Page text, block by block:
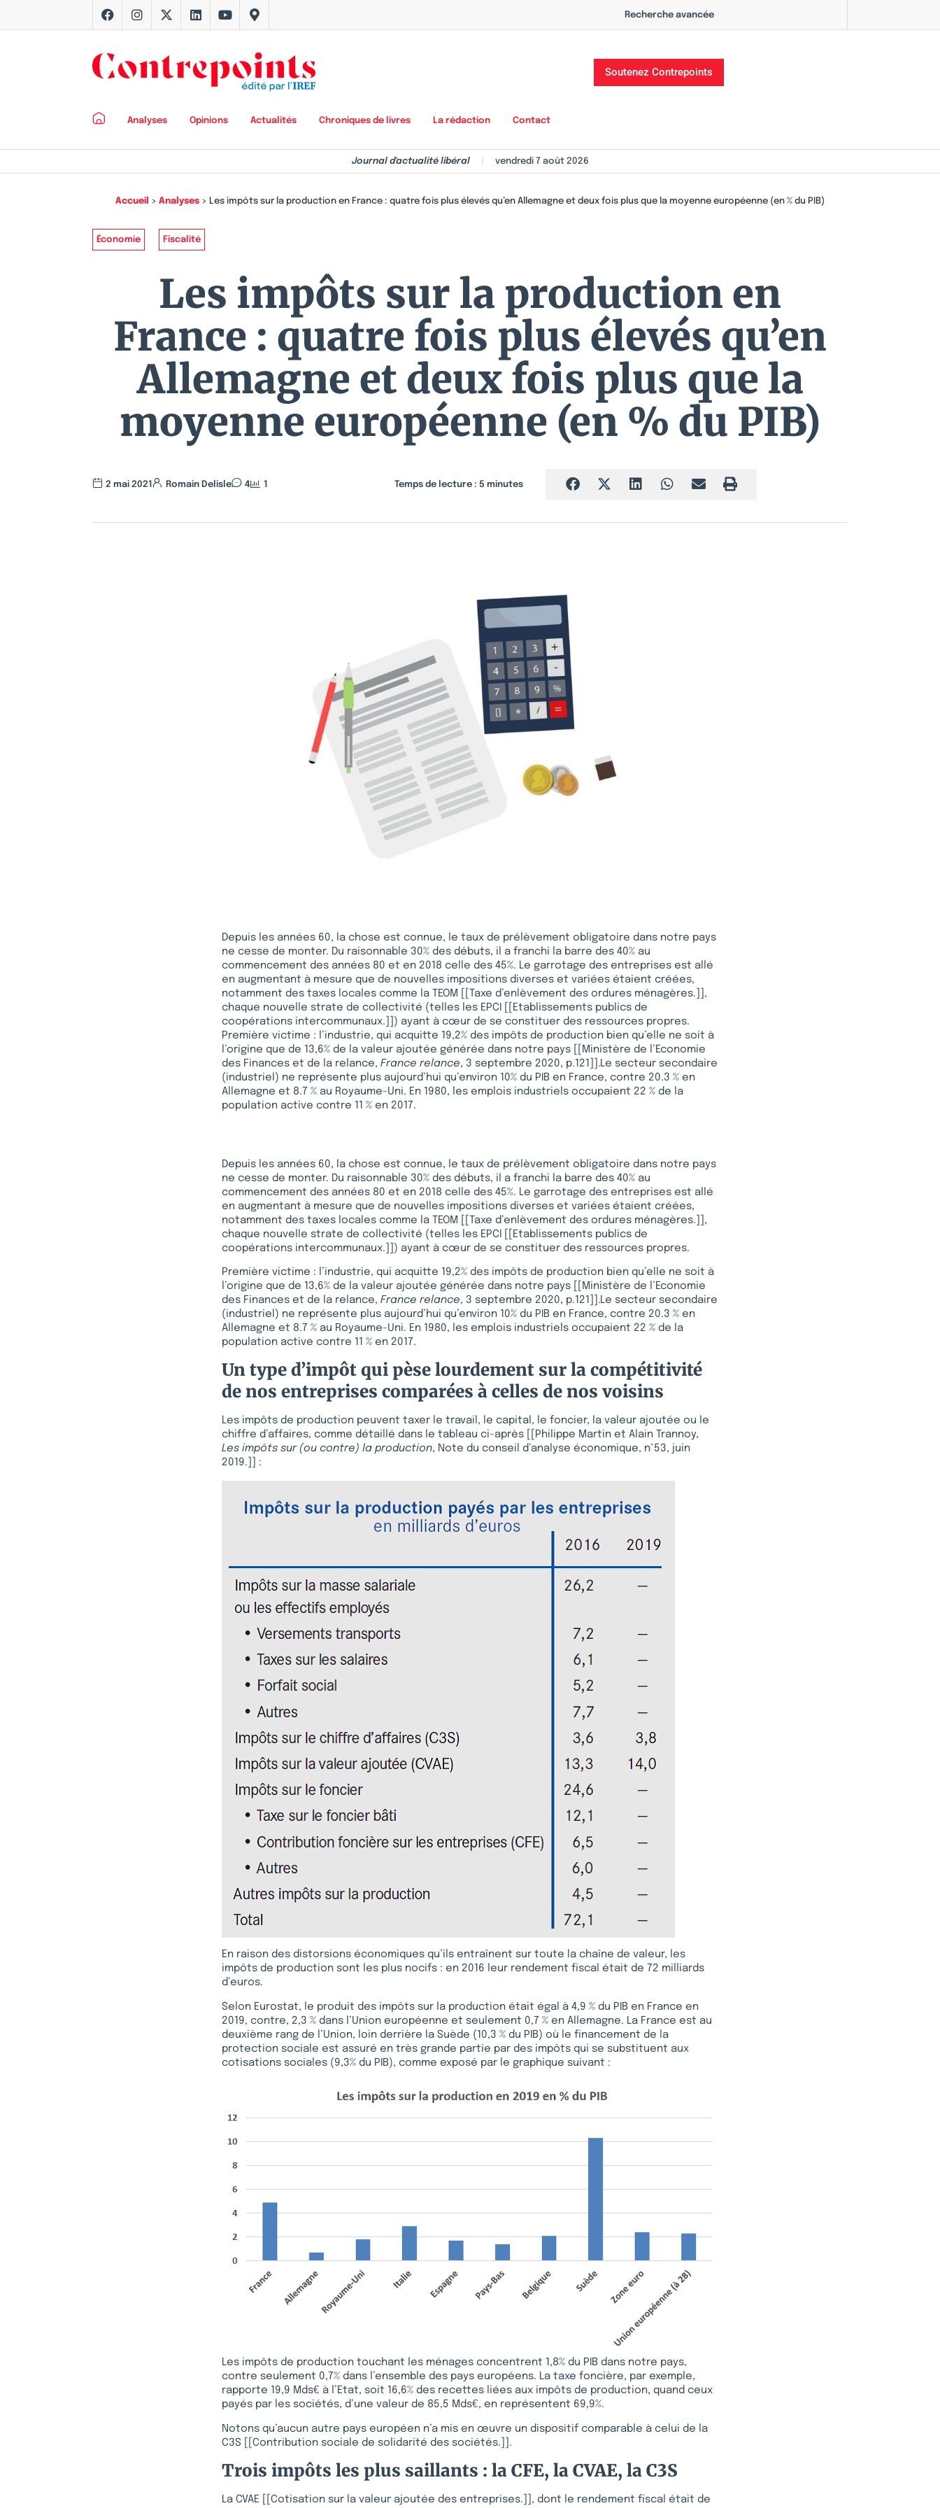
Recherche avancée
Soutenez Contrepoints
Analyses Opinions Actualités Chroniques de livres La rédaction Contact
Journal d'actualité libéral vendredi 7 août 2026
Accueil > Analyses > Les impôts sur la production en France : quatre fois plus élevés qu’en Allemagne et deux fois plus que la moyenne européenne (en % du PIB)
Économie Fiscalité
Les impôts sur la production en
France : quatre fois plus élevés qu’en
Allemagne et deux fois plus que la
moyenne européenne (en % du PIB)
2 mai 2021 Romain Delisle 4 1 Temps de lecture : 5 minutes
Depuis les années 60, la chose est connue, le taux de prélèvement obligatoire dans notre pays
ne cesse de monter. Du raisonnable 30% des débuts, il a franchi la barre des 40% au
commencement des années 80 et en 2018 celle des 45%. Le garrotage des entreprises est allé
en augmentant à mesure que de nouvelles impositions diverses et variées étaient créées,
notamment des taxes locales comme la TEOM [[Taxe d’enlèvement des ordures ménagères.]],
chaque nouvelle strate de collectivité (telles les EPCI [[Etablissements publics de
coopérations intercommunaux.]]) ayant à cœur de se constituer des ressources propres.
Première victime : l’industrie, qui acquitte 19,2% des impôts de production bien qu’elle ne soit à
l’origine que de 13,6% de la valeur ajoutée générée dans notre pays [[Ministère de l’Economie
des Finances et de la relance, France relance, 3 septembre 2020, p.121]].Le secteur secondaire
(industriel) ne représente plus aujourd’hui qu’environ 10% du PIB en France, contre 20.3 % en
Allemagne et 8.7 % au Royaume-Uni. En 1980, les emplois industriels occupaient 22 % de la
population active contre 11 % en 2017.
Depuis les années 60, la chose est connue, le taux de prélèvement obligatoire dans notre pays
ne cesse de monter. Du raisonnable 30% des débuts, il a franchi la barre des 40% au
commencement des années 80 et en 2018 celle des 45%. Le garrotage des entreprises est allé
en augmentant à mesure que de nouvelles impositions diverses et variées étaient créées,
notamment des taxes locales comme la TEOM [[Taxe d’enlèvement des ordures ménagères.]],
chaque nouvelle strate de collectivité (telles les EPCI [[Etablissements publics de
coopérations intercommunaux.]]) ayant à cœur de se constituer des ressources propres.
Première victime : l’industrie, qui acquitte 19,2% des impôts de production bien qu’elle ne soit à
l’origine que de 13,6% de la valeur ajoutée générée dans notre pays [[Ministère de l’Economie
des Finances et de la relance, France relance, 3 septembre 2020, p.121]].Le secteur secondaire
(industriel) ne représente plus aujourd’hui qu’environ 10% du PIB en France, contre 20.3 % en
Allemagne et 8.7 % au Royaume-Uni. En 1980, les emplois industriels occupaient 22 % de la
population active contre 11 % en 2017.
Un type d’impôt qui pèse lourdement sur la compétitivité
de nos entreprises comparées à celles de nos voisins
Les impôts de production peuvent taxer le travail, le capital, le foncier, la valeur ajoutée ou le
chiffre d’affaires, comme détaillé dans le tableau ci-après [[Philippe Martin et Alain Trannoy,
Les impôts sur (ou contre) la production, Note du conseil d’analyse économique, n°53, juin
2019.]] :
En raison des distorsions économiques qu’ils entraînent sur toute la chaîne de valeur, les
impôts de production sont les plus nocifs : en 2016 leur rendement fiscal était de 72 milliards
d’euros.
Selon Eurostat, le produit des impôts sur la production était égal à 4,9 % du PIB en France en
2019, contre, 2,3 % dans l’Union européenne et seulement 0,7 % en Allemagne. La France est au
deuxième rang de l’Union, loin derrière la Suède (10,3 % du PIB) où le financement de la
protection sociale est assuré en très grande partie par des impôts qui se substituent aux
cotisations sociales (9,3% du PIB), comme exposé par le graphique suivant :
Les impôts de production touchant les ménages concentrent 1,8% du PIB dans notre pays,
contre seulement 0,7% dans l’ensemble des pays européens. La taxe foncière, par exemple,
rapporte 19,9 Mds€ à l’Etat, soit 16,6% des recettes liées aux impôts de production, quand ceux
payés par les sociétés, d’une valeur de 85,5 Mds€, en représentent 69,9%.
Notons qu’aucun autre pays européen n’a mis en œuvre un dispositif comparable à celui de la
C3S [[Contribution sociale de solidarité des sociétés.]].
Trois impôts les plus saillants : la CFE, la CVAE, la C3S
La CVAE [[Cotisation sur la valeur ajoutée des entreprises.]], dont le rendement fiscal était de